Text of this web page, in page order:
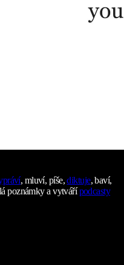
, mluví, píše,diktuje, baví,
poznámky a vytvářípodcasty